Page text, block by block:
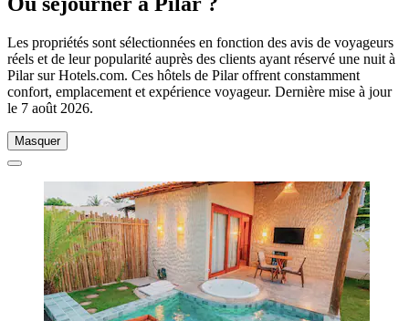
Les propriétés sont sélectionnées en fonction des avis de voyageurs
réels et de leur popularité auprès des clients ayant réservé une nuit à
Pilar sur Hotels.com. Ces hôtels de Pilar offrent constamment
confort, emplacement et expérience voyageur. Dernière mise à jour
le 7 août 2026.
Masquer